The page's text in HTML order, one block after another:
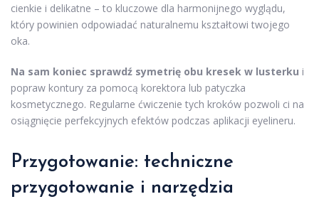
cienkie i delikatne – to kluczowe dla harmonijnego wyglądu,
który powinien odpowiadać naturalnemu kształtowi twojego
oka.
Na sam koniec sprawdź symetrię obu kresek w lusterku i
popraw kontury za pomocą korektora lub patyczka
kosmetycznego. Regularne ćwiczenie tych kroków pozwoli ci na
osiągnięcie perfekcyjnych efektów podczas aplikacji eyelineru.
Przygotowanie: techniczne
przygotowanie i narzędzia